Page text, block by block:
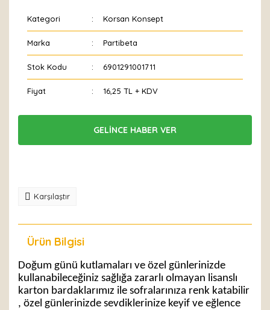
Kategori Korsan Konsept
Marka Partibeta
Stok Kodu 6901291001711
Fiyat 16,25 TL + KDV
GELİNCE HABER VER
Karşılaştır
Ürün Bilgisi
Doğum günü kutlamaları ve özel günlerinizde
kullanabileceğiniz sağlığa zararlı olmayan lisanslı
karton bardaklarımız ile sofralarınıza renk katabilir
, özel günlerinizde sevdiklerinize keyif ve eğlence